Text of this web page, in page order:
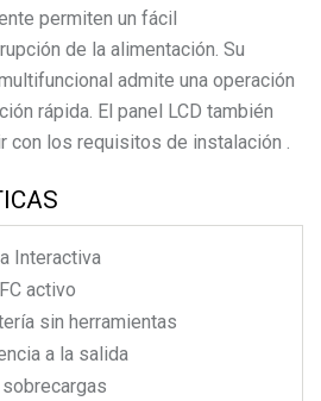
permiten un fácil
de la alimentación. Su
admite una operación
rápida. El panel LCD también
con los requisitos de instalación .
Interactiva
activo
sin herramientas
a la salida